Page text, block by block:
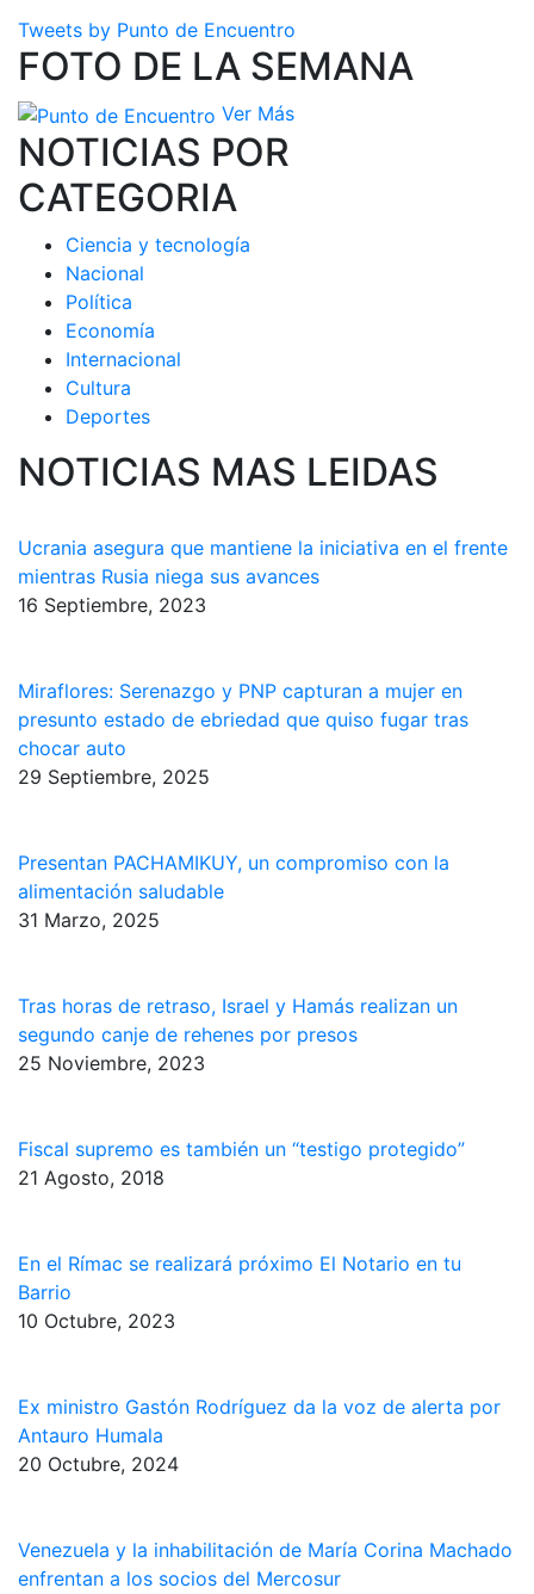
Tweets by Punto de Encuentro
FOTO DE LA SEMANA
Ver Más
NOTICIAS POR
CATEGORIA
Ciencia y tecnología
Nacional
Política
Economía
Internacional
Cultura
Deportes
NOTICIAS MAS LEIDAS
Ucrania asegura que mantiene la iniciativa en el frente
mientras Rusia niega sus avances
16 Septiembre, 2023
Miraflores: Serenazgo y PNP capturan a mujer en
presunto estado de ebriedad que quiso fugar tras
chocar auto
29 Septiembre, 2025
Presentan PACHAMIKUY, un compromiso con la
alimentación saludable
31 Marzo, 2025
Tras horas de retraso, Israel y Hamás realizan un
segundo canje de rehenes por presos
25 Noviembre, 2023
Fiscal supremo es también un “testigo protegido”
21 Agosto, 2018
En el Rímac se realizará próximo El Notario en tu
Barrio
10 Octubre, 2023
Ex ministro Gastón Rodríguez da la voz de alerta por
Antauro Humala
20 Octubre, 2024
Venezuela y la inhabilitación de María Corina Machado
enfrentan a los socios del Mercosur